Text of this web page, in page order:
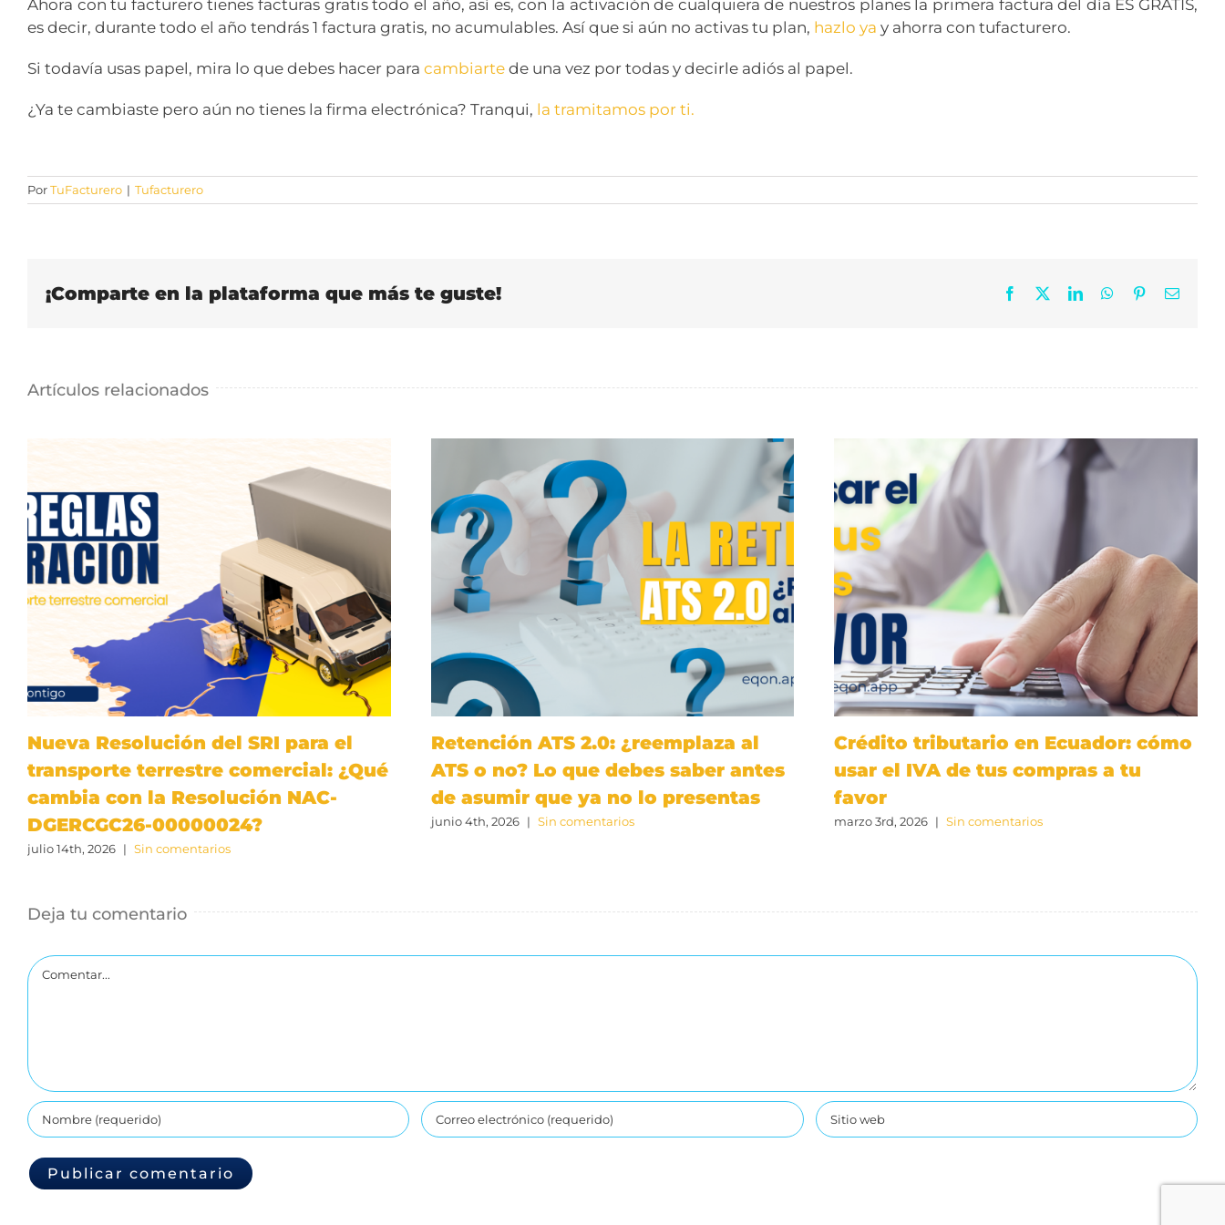
Ahora con tu facturero tienes facturas gratis todo el año, así es, con la activación de cualquiera de nuestros planes la primera factura del día ES GRATIS,
es decir, durante todo el año tendrás 1 factura gratis, no acumulables. Así que si aún no activas tu plan, hazlo ya y ahorra con tufacturero.
Si todavía usas papel, mira lo que debes hacer para cambiarte de una vez por todas y decirle adiós al papel.
¿Ya te cambiaste pero aún no tienes la firma electrónica? Tranqui, la tramitamos por ti.
PorTuFacturero | Tufacturero
¡Comparte en la plataforma que más te guste! Facebook LinkedInWhatsApp
PinterestCorreo
Artículos relacionados
Nueva Resolución del SRI para el
transporte terrestre comercial: ¿Qué
cambia con la Resolución NAC-
DGERCGC26-00000024?
julio 14th, 2026 | Sin comentarios
Retención ATS 2.0: ¿reemplaza al
ATS o no? Lo que debes saber antes
de asumir que ya no lo presentas
junio 4th, 2026 | Sin comentarios
Crédito tributario en Ecuador: cómo
usar el IVA de tus compras a tu
favor
marzo 3rd, 2026 | Sin comentarios
Deja tu comentario
Comentar